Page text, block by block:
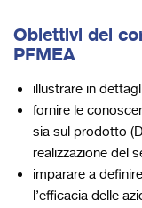
Obiettivi del
PFMEA
illustrare in
fornire le
sia sul prodotto
realizzazione del
imparare a
l’efficacia delle